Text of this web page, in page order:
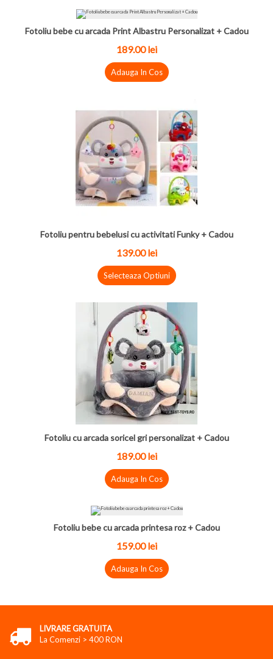
Fotoliu bebe cu arcada Print Albastru Personalizat + Cadou
189.00lei
Adauga In Cos
Fotoliu pentru bebelusi cu activitati Funky + Cadou
139.00lei
Selecteaza Optiuni
Fotoliu cu arcada soricel gri personalizat + Cadou
189.00lei
Adauga In Cos
Fotoliu bebe cu arcada printesa roz + Cadou
159.00lei
Adauga In Cos
LIVRARE GRATUITA
La Comenzi > 400 RON